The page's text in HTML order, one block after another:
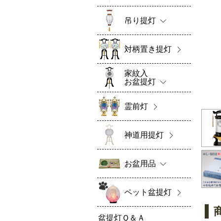
吊り提灯
対柄置き提灯
家紋入
お盆提灯
霊前灯
神道用提灯
お盆用品
ペット盆提灯
盆提灯Ｑ＆Ａ